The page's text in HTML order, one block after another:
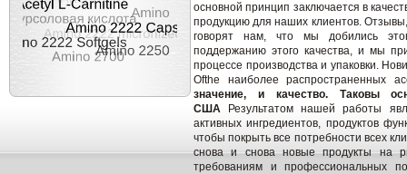
основной принцип заключается в
продукцию для наших клиентов.
говорят нам, что мы добились
поддержанию этого качества, и мы
процессе производства и упаковки.
Ofthe наиболее распространенных
значение, и качество.
Таковы
США
Результатом нашей работы
активных ингредиентов, продуктов
чтобы покрыть все потребности всех
снова и снова новые продукты на
требованиям и профессиональных